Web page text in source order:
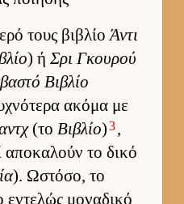
τους βιβλίοΆντι
) ή Σρι Γκου­ρού
Βιβλίο
ακόμα με
(το Βιβλίο)3,
αποκαλούν το δικό
). Ωστόσο, το
εντελώς μοναδικό